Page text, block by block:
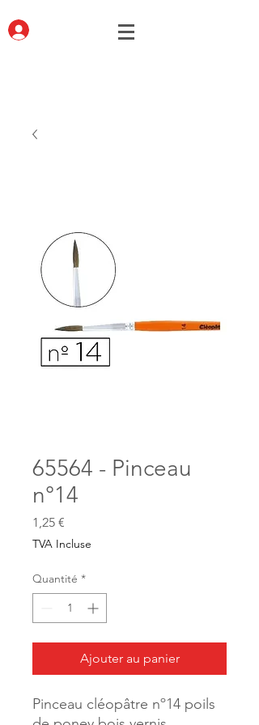
65564 - Pinceau
n°14
1,25 €
TVA Incluse
Quantité *
Ajouter au panier
Pinceau cléopâtre nº14 poils